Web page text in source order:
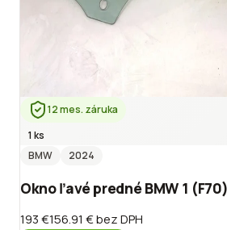
12 mes. záruka
1 ks
BMW
2024
Okno ľavé predné BMW 1
193 €156.91 €bez DPH